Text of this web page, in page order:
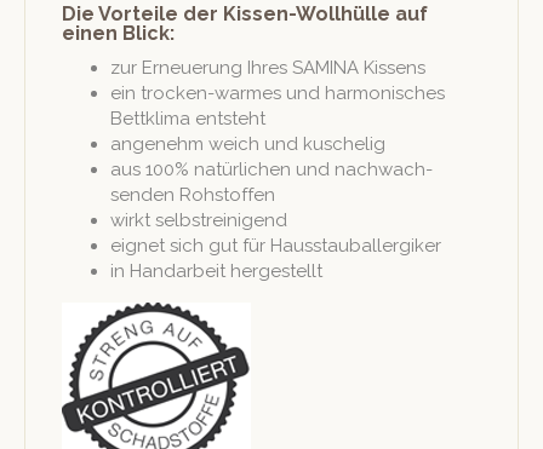
Die Vorteile der Kissen-Wollhülle auf
einen Blick:
zur Erneuerung Ihres SAMINA Kissens
ein trock­en-warmes und har­monis­ches
Bet­tk­li­ma entsteht
angenehm weich und kuschelig
aus 100% natür­lichen und nachwach­
senden Rohstoffen
wirkt selb­streini­gend
eignet sich gut für Hausstauballergiker
in Han­dar­beit hergestellt